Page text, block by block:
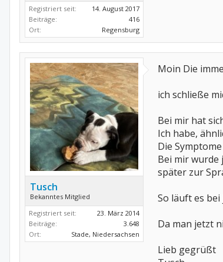
Registriert seit:
14. August 2017
Beiträge:
416
Ort:
Regensburg
Tusch
Bekanntes Mitglied
Registriert seit:
23. März 2014
Beiträge:
3.648
Ort:
Stade, Niedersachsen
Moin Die
ich schließe
Bei mir hat
Ich habe,
Die
Bei mir wurde
später zur
So läuft es bei
Da man jetzt
Lieb gegrüßt